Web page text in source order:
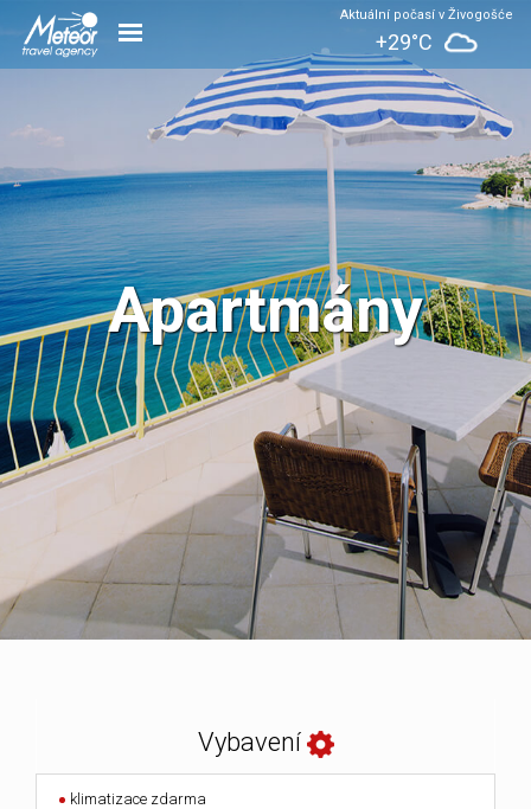
Aktuální počasí v Živogošće
+29°C
Apartmány
Vybavení
klimatizace zdarma